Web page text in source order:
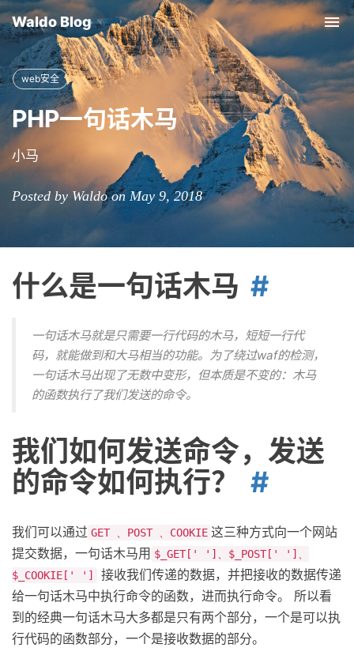
Waldo Blog
web安全
PHP一句话木马
小马
Posted by Waldo on May 9, 2018
什么是一句话木马
一句话木马就是只需要一行代码的木马，短短一行代
码，就能做到和大马相当的功能。为了绕过waf的检测，
一句话木马出现了无数中变形，但本质是不变的：木马
的函数执行了我们发送的命令。
我们如何发送命令，发送
的命令如何执行？
我们可以通过 GET 、POST 、COOKIE 这三种方式向一个网站
提交数据，一句话木马用 $_GET[' ']、$_POST[' ']、
$_COOKIE[' ']
接收我们传递的数据，并把接收的数据传递
给一句话木马中执行命令的函数，进而执行命令。 所以看
到的经典一句话木马大多都是只有两个部分，一个是可以执
行代码的函数部分，一个是接收数据的部分。